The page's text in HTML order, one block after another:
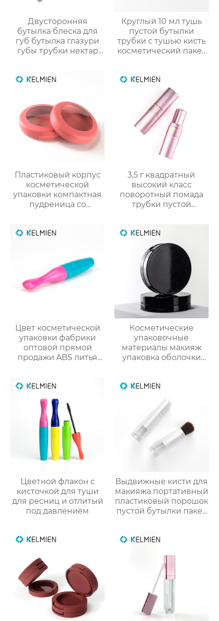
Двусторонняя
бутылка блеска для
губ бутылка глазури
губы трубки нектар
косметической
OEM
Круглый 10 мл тушь
пустой бутылки
трубки с тушью кисть
косметический пакет
Пластиковый корпус
косметической
упаковки компактная
пудреница со
дизайна
3,5 г квадратный
высокий класс
поворотный помада
трубки пустой
Цвет косметической
упаковки фабрики
оптовой прямой
продажи ABS литья
столкновения тушь
пустой бутылки
трубки
Косметические
упаковочные
материалы макияж
упаковка оболочки
зеркалом защелки
УФ консилер
пластиковые
оболочки
Цветной флакон с
кисточкой для туши
для ресниц и отлитый
под давлением
Выдвижные кисти для
макияжа портативный
пластиковый порошок
пустой бутылки пакет